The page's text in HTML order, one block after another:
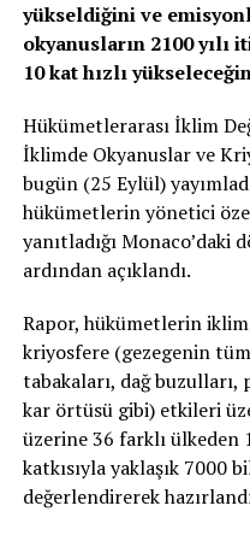
yükseldiğini ve
okyanusların 2100 yılı
10 kat hızlı
Hükümetlerarası İklim
İklimde Okyanuslar ve
bugün (25 Eylül)
hükümetlerin yönetici
yanıtladığı
ardından açıklandı.
Rapor, hükümetlerin
kriyosfere (gezegenin
tabakaları, dağ buzulları,
kar örtüsü gibi) etkileri
üzerine 36 farklı ülkeden
katkısıyla yaklaşık 7000
değerlendirerek